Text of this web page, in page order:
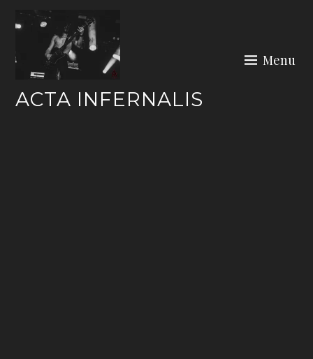
ACTA INFERNALIS
Menu